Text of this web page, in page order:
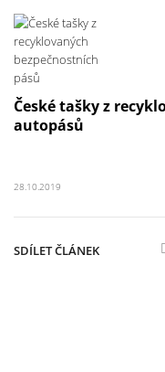
České tašky z
autopásů
28.10.2019
SDÍLET ČLÁNEK